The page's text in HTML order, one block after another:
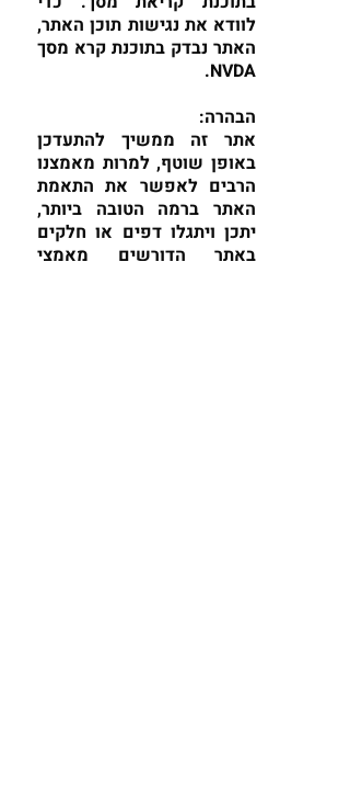
לוודא את נגישות תוכן האתר,
האתר נבדק בתוכנת קרא מסך
NVDA.
הבהרה:
אתר זה ממשיך להתעדכן
באופן שוטף, למרות מאמצנו
הרבים לאפשר את התאמת
האתר ברמה הטובה ביותר,
יתכן ויתגלו דפים או חלקים
באתר הדורשים מאמצי